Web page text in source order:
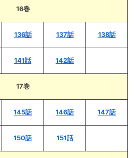
16巻
136話 137話 138話
141話 142話
17巻
145話 146話 147話
150話 151話